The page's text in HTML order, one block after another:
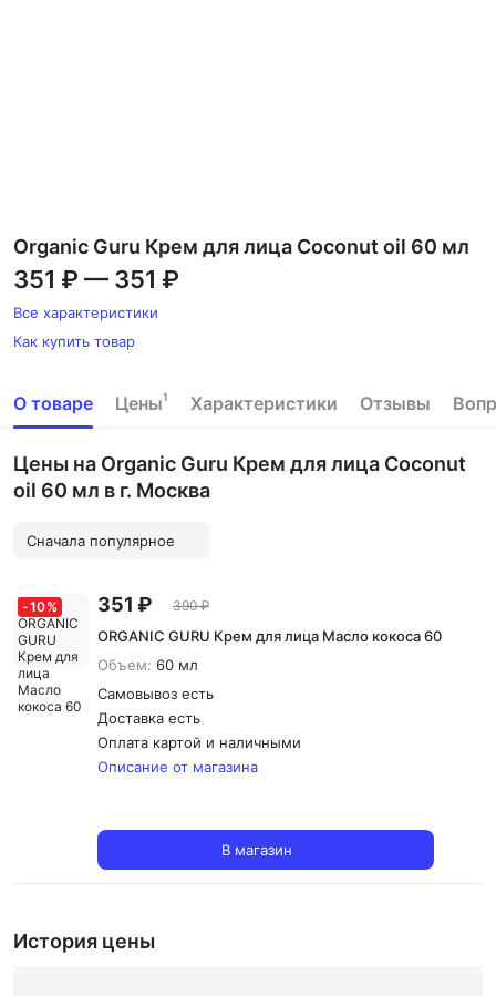
Organic Guru Крем для лица Coconut oil 60 мл
351 ₽ — 351 ₽
Все характеристики
Как купить товар
О товаре Цены1 Характеристики Отзывы
Цены на Organic Guru Крем для лица Coconut
oil 60 мл в г. Москва
Сначала популярное
-10% 351 ₽ 390 ₽
ORGANIC GURU Крем для лица Масло кокоса 60
Объем: 60 мл
Самовывоз есть
Доставка есть
Оплата картой и наличными
Описание от магазина
В магазин
История цены